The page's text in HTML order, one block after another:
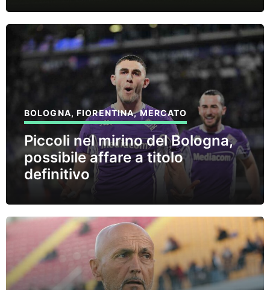
BOLOGNA,FIORENTINA,MERCATO
Piccoli nel mirino del Bologna,
possibile affare a titolo
definitivo